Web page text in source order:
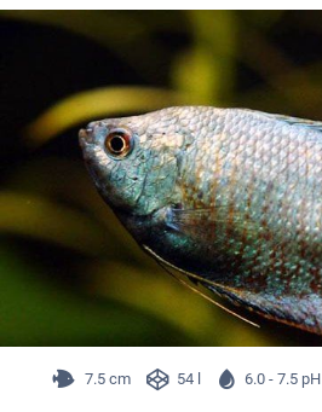
7.5 cm 54 l 6.0 - 7.5 pH